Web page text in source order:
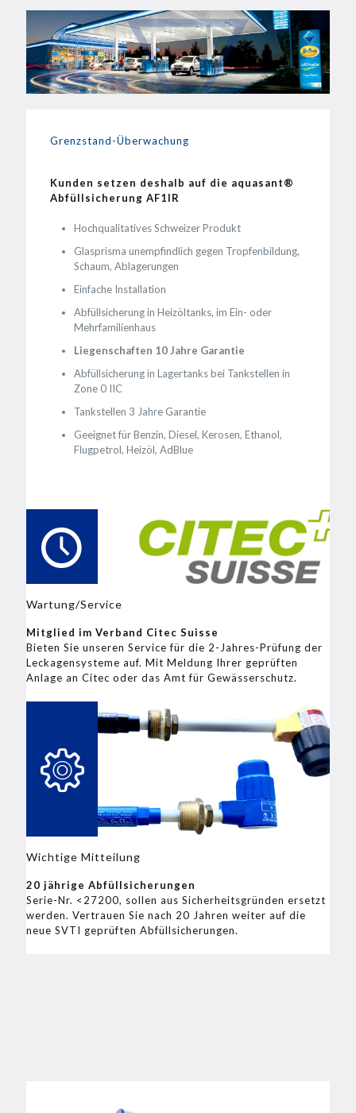
Grenzstand-Überwachung
Kunden setzen deshalb auf die aquasant®
Abfüllsicherung AF1IR
Hochqualitatives Schweizer Produkt
Glasprisma unempfindlich gegen Tropfenbildung,
Schaum, Ablagerungen
Einfache Installation
Abfüllsicherung in Heizöltanks, im Ein- oder
Mehrfamilienhaus
Liegenschaften 10 Jahre Garantie
Abfüllsicherung in Lagertanks bei Tankstellen in
Zone 0 IIC
Tankstellen 3 Jahre Garantie
Geeignet für Benzin, Diesel, Kerosen, Ethanol,
Flugpetrol, Heizöl, AdBlue
Wartung/Service
Mitglied im Verband Citec Suisse
Bieten Sie unseren Service für die 2-Jahres-Prüfung der
Leckagensysteme auf. Mit Meldung Ihrer geprüften
Anlage an Citec oder das Amt für Gewässerschutz.
Wichtige Mitteilung
20 jährige Abfüllsicherungen
Serie-Nr. <27200, sollen aus Sicherheitsgründen ersetzt
werden. Vertrauen Sie nach 20 Jahren weiter auf die
neue SVTI geprüften Abfüllsicherungen.